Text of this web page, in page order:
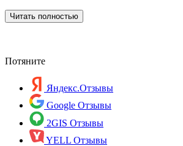
Читать полностью
Потяните
Яндекс.Отзывы
Google Отзывы
2GIS Отзывы
YELL Отзывы